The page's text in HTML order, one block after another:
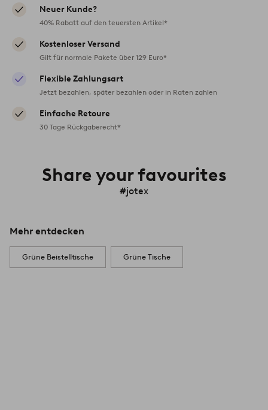
Neuer Kunde?
40% Rabatt auf den teuersten Artikel*
Kostenloser Versand
Gilt für normale Pakete über 129 Euro*
Flexible Zahlungsart
Jetzt bezahlen, später bezahlen oder in Raten zahlen
Einfache Retoure
30 Tage Rückgaberecht*
Share your favourites
#jotex
Mehr entdecken
Grüne Beistelltische Grüne Tische